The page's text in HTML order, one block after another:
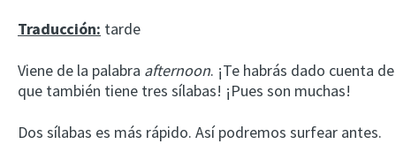
Traducción: tarde
Viene de la palabra afternoon. ¡Te habrás dado cuenta de
que también tiene tres sílabas! ¡Pues son muchas!
Dos sílabas es más rápido. Así podremos surfear antes.